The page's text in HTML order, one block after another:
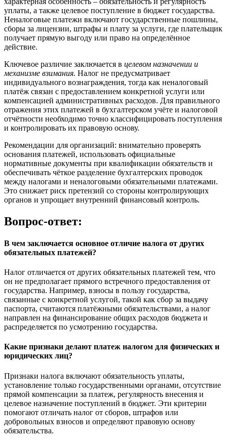
уплаты, а также целевое поступление в бюджет государства.
Неналоговые платежи включают государственные пошлины,
сборы за лицензии, штрафы и плату за услуги, где плательщик
получает прямую выгоду или право на определённое
действие.
Ключевое различие заключается в целевом назначении и
механизме взимания. Налог не предусматривает
индивидуального вознаграждения, тогда как неналоговый
платёж связан с предоставлением конкретной услуги или
компенсацией административных расходов. Для правильного
отражения этих платежей в бухгалтерском учёте и налоговой
отчётности необходимо точно классифицировать поступления
и контролировать их правовую основу.
Рекомендации для организаций: внимательно проверять
основания платежей, использовать официальные
нормативные документы при квалификации обязательств и
обеспечивать чёткое разделение бухгалтерских проводок
между налогами и неналоговыми обязательными платежами.
Это снижает риск претензий со стороны контролирующих
органов и упрощает внутренний финансовый контроль.
Вопрос-ответ:
В чем заключается основное отличие налога от других
обязательных платежей?
Налог отличается от других обязательных платежей тем, что
он не предполагает прямого встречного предоставления от
государства. Например, взносы в пользу государства,
связанные с конкретной услугой, такой как сбор за выдачу
паспорта, считаются платёжными обязательствами, а налог
направлен на финансирование общих расходов бюджета и
распределяется по усмотрению государства.
Какие признаки делают платеж налогом для физических и
юридических лиц?
Признаки налога включают обязательность уплаты,
установление только государственными органами, отсутствие
прямой компенсации за платеж, регулярность внесения и
целевое назначение поступлений в бюджет. Эти критерии
помогают отличать налог от сборов, штрафов или
добровольных взносов и определяют правовую основу
обязательства.